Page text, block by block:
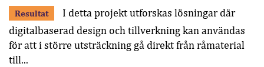
Resultat
I detta projekt utforskas lösningar där
digitalbaserad design och tillverkning kan användas
för att i större utsträckning gå direkt från råmaterial
till...